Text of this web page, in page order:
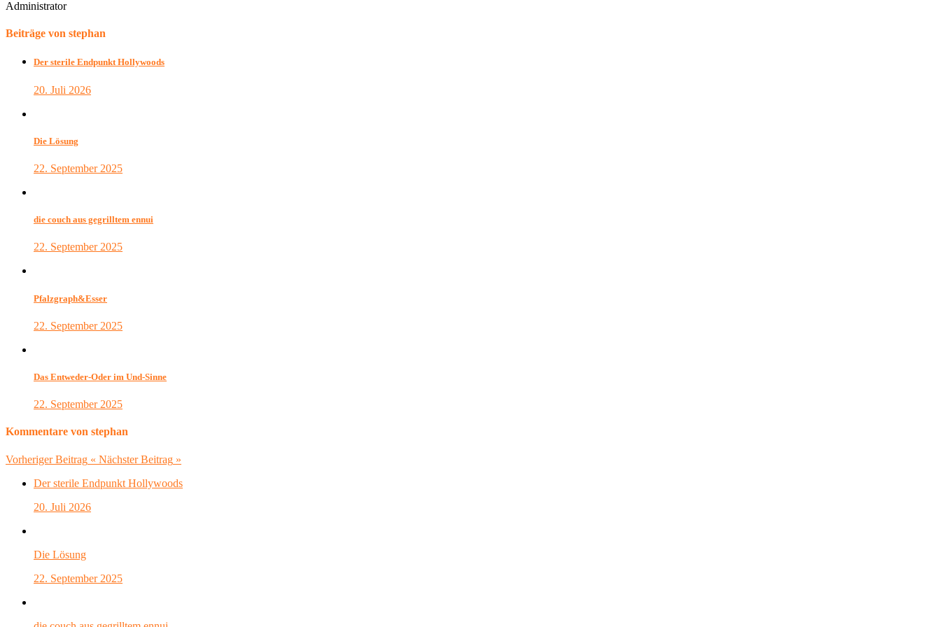
Administrator
Beiträge von stephan
Der sterile Endpunkt Hollywoods
20. Juli 2026
Die Lösung
22. September 2025
die couch aus gegrilltem ennui
22. September 2025
Pfalzgraph&Esser
22. September 2025
Das Entweder-Oder im Und-Sinne
22. September 2025
Kommentare von stephan
Vorheriger Beitrag « Nächster Beitrag »
Der sterile Endpunkt Hollywoods
20. Juli 2026
Die Lösung
22. September 2025